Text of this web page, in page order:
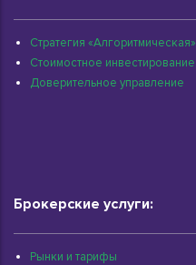
Стратегия «Алгоритмическая»
Стоимостное инвестирование
Доверительное управление
Брокерские услуги:
Рынки и тарифы